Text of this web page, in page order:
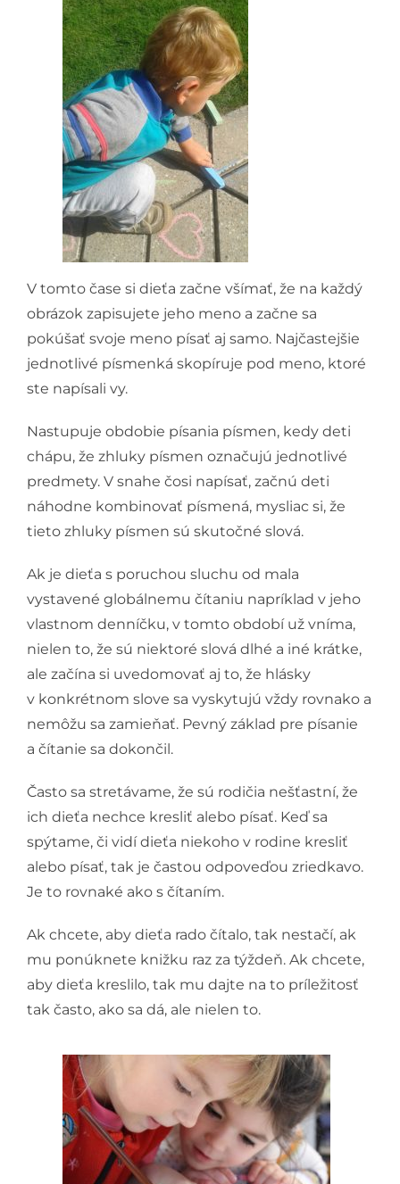
V tomto čase si dieťa začne všímať, že na každý
obrázok zapisujete jeho meno a začne sa
pokúšať svoje meno písať aj samo. Najčastejšie
jednotlivé písmenká skopíruje pod meno, ktoré
ste napísali vy.
Nastupuje obdobie písania písmen, kedy deti
chápu, že zhluky písmen označujú jednotlivé
predmety. V snahe čosi napísať, začnú deti
náhodne kombinovať písmená, mysliac si, že
tieto zhluky písmen sú skutočné slová.
Ak je dieťa s poruchou sluchu od mala
vystavené globálnemu čítaniu napríklad v jeho
vlastnom denníčku, v tomto období už vníma,
nielen to, že sú niektoré slová dlhé a iné krátke,
ale začína si uvedomovať aj to, že hlásky
v konkrétnom slove sa vyskytujú vždy rovnako a
nemôžu sa zamieňať. Pevný základ pre písanie
a čítanie sa dokončil.
Často sa stretávame, že sú rodičia nešťastní, že
ich dieťa nechce kresliť alebo písať. Keď sa
spýtame, či vidí dieťa niekoho v rodine kresliť
alebo písať, tak je častou odpoveďou zriedkavo.
Je to rovnaké ako s čítaním.
Ak chcete, aby dieťa rado čítalo, tak nestačí, ak
mu ponúknete knižku raz za týždeň. Ak chcete,
aby dieťa kreslilo, tak mu dajte na to príležitosť
tak často, ako sa dá, ale nielen to.